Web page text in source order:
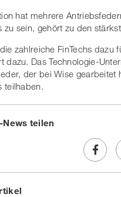
hat mehrere
zu sein, gehört zu den
zahlreiche FinTechs
dazu. Das Technologie-
der bei Wise
teilhaben.
News teilen
Share